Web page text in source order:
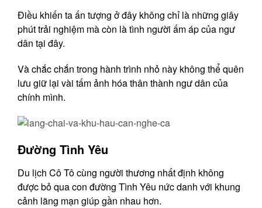
Điều khiến ta ấn tượng ở đây không chỉ là những giây
phút trải nghiệm mà còn là tình người ấm áp của ngư
dân tại đây.
Và chắc chắn trong hành trình nhỏ này không thể quên
lưu giữ lại vài tấm ảnh hóa thân thành ngư dân của
chính mình.
Đường Tình Yêu
Du lịch Cô Tô cùng người thương nhất định không
được bỏ qua con đường Tình Yêu nức danh với khung
cảnh lãng mạn giúp gần nhau hơn.